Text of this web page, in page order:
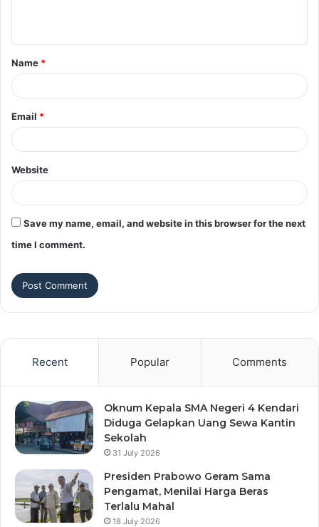
t
*
Name *
Email *
Website
Save my name, email, and website in this browser for the next
time I comment.
Recent Popular Comments
Oknum Kepala SMA Negeri 4 Kendari
Diduga Gelapkan Uang Sewa Kantin
Sekolah
31 July 2026
Presiden Prabowo Geram Sama
Pengamat, Menilai Harga Beras
Terlalu Mahal
18 July 2026